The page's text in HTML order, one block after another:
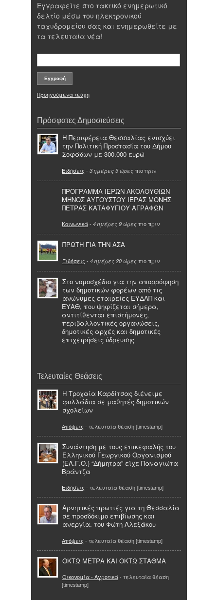
Εγγραφείτε στο τακτικό ενημερωτικό
δελτίο μέσω του ηλεκτρονικού
ταχυδρομείου σας και ενημερωθείτε με
τα τελευταία νέα!
Προηγούμενα τεύχη
Πρόσφατες Δημοσιεύσεις
Η Περιφέρεια Θεσσαλίας ενισχύει
την Πολιτική Προστασία του Δήμου
Σοφάδων με 300.000 ευρώ
Ειδήσεις - 3 ημέρες 5 ώρες πιο πριν
ΠΡΟΓΡΑΜΜΑ ΙΕΡΩΝ ΑΚΟΛΟΥΘΙΩΝ
ΜΗΝΟΣ ΑΥΓΟΥΣΤΟΥ ΙΕΡΑΣ ΜΟΝΗΣ
ΠΕΤΡΑΣ ΚΑΤΑΦΥΓΙΟΥ ΑΓΡΑΦΩΝ
Κοινωνικά- 4 ημέρες 9 ώρες πιο πριν
ΠΡΩΤΗ ΓΙΑ ΤΗΝ ΑΣΑ
Ειδήσεις - 4 ημέρες 20 ώρες πιο πριν
Στο νομοσχέδιο για την απορρόφηση
των δημοτικών φορέων από τις
ανώνυμες εταιρείες ΕΥΔΑΠ και
ΕΥΑΘ, που ψηφίζεται σήμερα,
αντιτίθενται επιστήμονες,
περιβαλλοντικές οργανώσεις,
δημοτικές αρχές και δημοτικές
επιχειρήσεις ύδρευσης
Τελευταίες Θεάσεις
Η Τροχαία Καρδίτσας διένειμε
φυλλάδια σε μαθητές δημοτικών
σχολείων
Απόψεις - τελευταία θέαση [timestamp]
Συνάντηση με τους επικεφαλής του
Ελληνικού Γεωργικού Οργανισμού
(ΕΛ.Γ.Ο.) “Δήμητρα” είχε Παναγιώτα
Βράντζα
Ειδήσεις - τελευταία θέαση [timestamp]
Αρνητικές πρωτιές για τη Θεσσαλία
σε προσδόκιμο επιβίωσης και
ανεργία. του Φώτη Αλεξάκου
Απόψεις - τελευταία θέαση [timestamp]
ΟΚΤΩ ΜΕΤΡΑ ΚΑΙ ΟΚΤΩ ΣΤΑΘΜΑ
Οικονομία - Αγροτικά- τελευταία θέαση
[timestamp]